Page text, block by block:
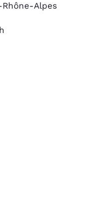
Alpes